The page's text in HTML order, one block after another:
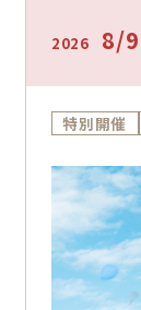
2026 8/9
特別開催